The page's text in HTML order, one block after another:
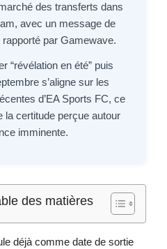
des transferts dans
avec un message de
par Gamewave.
“révélation en été” puis
s’aligne sur les
d’EA Sports FC, ce
la certitude perçue autour
imminente.
des matières
déjà comme date de sortie